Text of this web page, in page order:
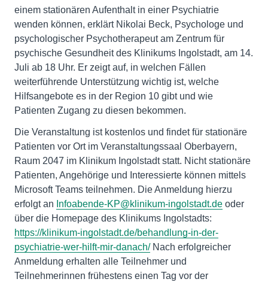
einem stationären Aufenthalt in einer Psychiatrie
wenden können, erklärt Nikolai Beck, Psychologe und
psychologischer Psychotherapeut am Zentrum für
psychische Gesundheit des Klinikums Ingolstadt, am 14.
Juli ab 18 Uhr. Er zeigt auf, in welchen Fällen
weiterführende Unterstützung wichtig ist, welche
Hilfsangebote es in der Region 10 gibt und wie
Patienten Zugang zu diesen bekommen.
Die Veranstaltung ist kostenlos und findet für stationäre
Patienten vor Ort im Veranstaltungssaal Oberbayern,
Raum 2047 im Klinikum Ingolstadt statt. Nicht stationäre
Patienten, Angehörige und Interessierte können mittels
Microsoft Teams teilnehmen. Die Anmeldung hierzu
erfolgt an Infoabende-KP@klinikum-ingolstadt.de oder
über die Homepage des Klinikums Ingolstadts:
https://klinikum-ingolstadt.de/behandlung-in-der-
psychiatrie-wer-hilft-mir-danach/Nach erfolgreicher
Anmeldung erhalten alle Teilnehmer und
Teilnehmerinnen frühestens einen Tag vor der